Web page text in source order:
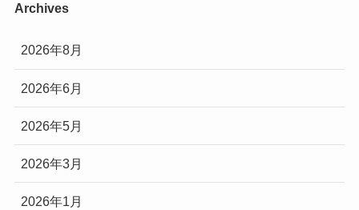
Archives
2026年8月
2026年6月
2026年5月
2026年3月
2026年1月